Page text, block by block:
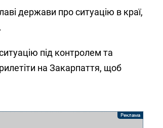
держави про ситуацію в краї,
під контролем та
на Закарпаття, щоб